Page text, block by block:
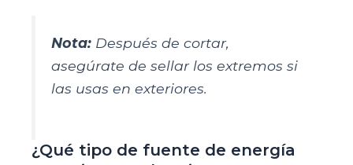
Nota:Después de cortar,
asegúrate de sellar los extremos si
las usas en exteriores.
¿Qué tipo de fuente de energía